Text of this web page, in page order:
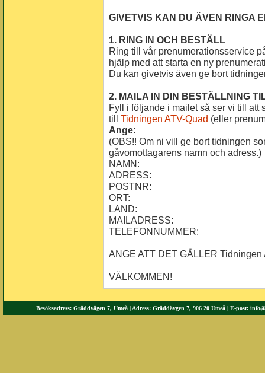
GIVETVIS KAN DU ÄVEN RINGA
1. RING IN OCH BESTÄLL
Ring till vår prenumerationsservice
hjälp med att starta en ny
Du kan givetvis även ge bort
2. MAILA IN DIN BESTÄLLNING
Fyll i följande i mailet så ser vi till att
till Tidningen ATV-Quad (eller
Ange:
(OBS!! Om ni vill ge bort tidningen
gåvomottagarens namn och adress.)
NAMN:
ADRESS:
POSTNR:
ORT:
LAND:
MAILADRESS:
TELEFONNUMMER:
ANGE ATT DET GÄLLER Tidningen
VÄLKOMMEN!
Besöksadress: Gräddvägen 7, Umeå | Adress: Gräddävgen 7, 906 20 Umeå | E-post: